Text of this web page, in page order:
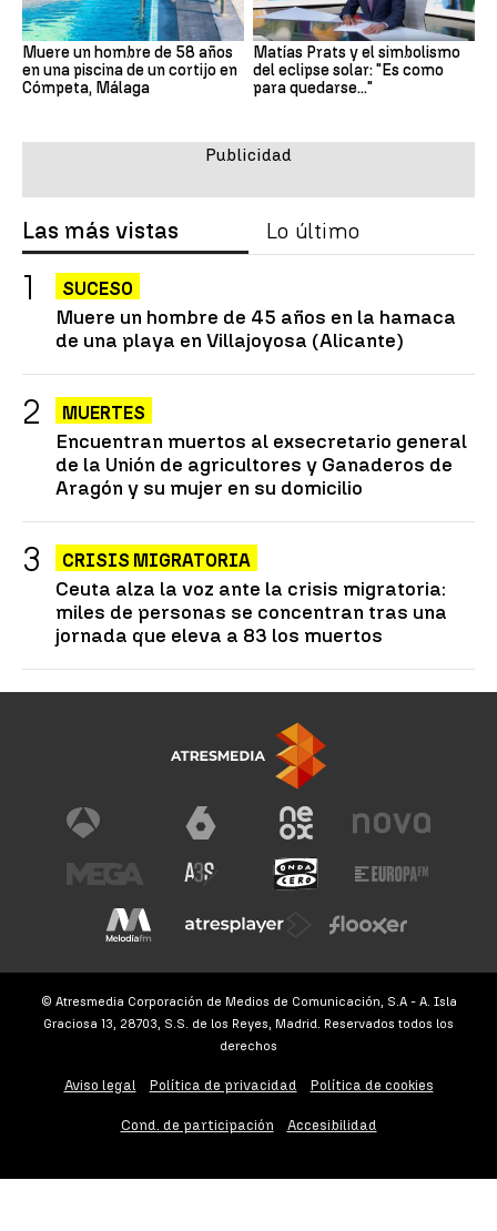
Muere un hombre de 58 años
en una piscina de un cortijo en
Cómpeta, Málaga
Matías Prats y el simbolismo
del eclipse solar: "Es como
para quedarse..."
Las más vistas Lo último
SUCESO
Muere un hombre de 45 años en la hamaca
de una playa en Villajoyosa (Alicante)
MUERTES
Encuentran muertos al exsecretario general
de la Unión de agricultores y Ganaderos de
Aragón y su mujer en su domicilio
CRISIS MIGRATORIA
Ceuta alza la voz ante la crisis migratoria:
miles de personas se concentran tras una
jornada que eleva a 83 los muertos
© Atresmedia Corporación de Medios de Comunicación, S.A - A. Isla
Graciosa 13, 28703, S.S. de los Reyes, Madrid. Reservados todos los
derechos
Aviso legal Política de privacidad Política de cookies
Cond. de participación Accesibilidad